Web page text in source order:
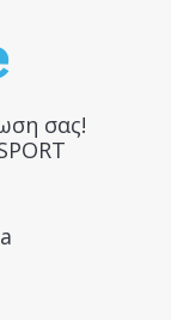
σας!